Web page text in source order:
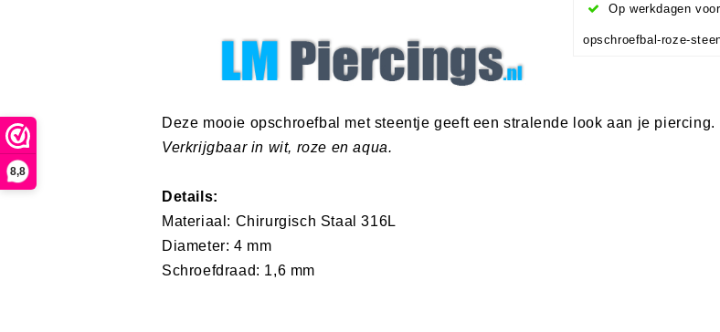
8,8
Op werkdagen
opschroefbal-roze-
Deze mooie opschroefbal met steentje geeft een stralende look aan je piercing.
Verkrijgbaar in wit, roze en aqua.
Details:
Materiaal: Chirurgisch Staal 316L
Diameter: 4 mm
Schroefdraad: 1,6 mm